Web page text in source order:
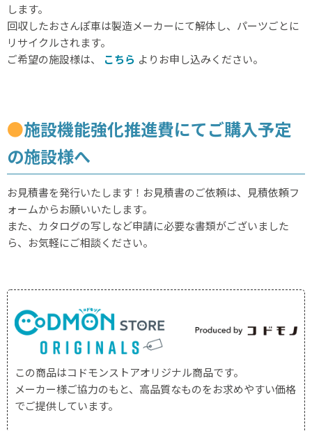
します。
回収したおさんぽ車は製造メーカーにて解体し、パーツごとに
リサイクルされます。
ご希望の施設様は、
こちら よりお申し込みください。
●施設機能強化推進費にてご購入予定
の施設様へ
お見積書を発行いたします！お見積書のご依頼は、見積依頼フ
ォームからお願いいたします。
また、カタログの写しなど申請に必要な書類がございました
ら、お気軽にご相談ください。
この商品はコドモンストアオリジナル商品です。
メーカー様ご協力のもと、高品質なものをお求めやすい価格
でご提供しています。